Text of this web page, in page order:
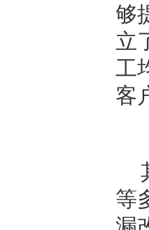
够
立
工
客
等